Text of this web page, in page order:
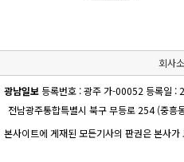
회사
광남일보 등록번호 : 광주 가-00052 등록일 :
전남광주통합특별시 북구 무등로 254 (중흥
본사이트에 게재된 모든기사의 판권은 본사